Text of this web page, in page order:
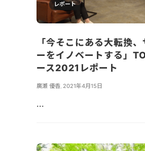
レポート
「今そこにある大転換
ーをイノベートする」
ース2021レポート
廣瀬 優香, 2021年4月15日
...